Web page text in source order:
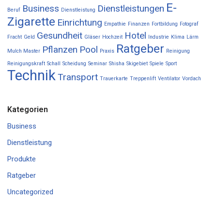
Beruf Business Dienstleistung Dienstleistungen E-
Zigarette Einrichtung Empathie Finanzen Fortbildung Fotograf
Fracht Geld Gesundheit Gläser Hochzeit Hotel Industrie Klima Lärm
Mulch Master Pflanzen Pool Praxis Ratgeber Reinigung
Reinigungskraft Schall Scheidung Seminar Shisha Skigebiet Spiele Sport
TechnikTransport Trauerkarte Treppenlift Ventilator Vordach
Kategorien
Business
Dienstleistung
Produkte
Ratgeber
Uncategorized